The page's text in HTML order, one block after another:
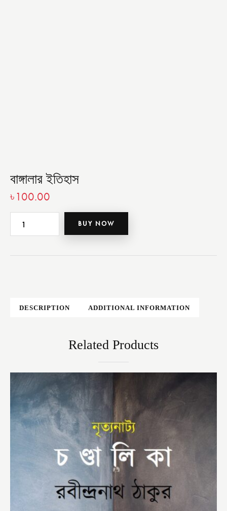
বাঙ্গালার ইতিহাস
৳100.00
BUY NOW
DESCRIPTION ADDITIONAL INFORMATION
Related Products